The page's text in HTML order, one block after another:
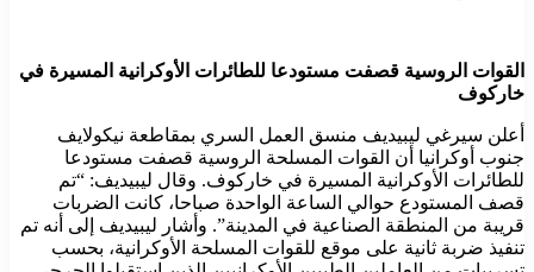
القوات الروسية قصفت مستودعا للطائرات الأوكرانية المسيرة في
خاركوف
أعلن سيرغي ليبيديف منسق العمل السري بمقاطعة نيكولايف
جنوب أوكرانيا أن القوات المسلحة الروسية قصفت مستودعا
للطائرات الأوكرانية المسيرة في خاركوف. وقال ليبيديف: “تم
قصف المستودع حوالي الساعة الواحدة صباحا، كانت الضربات
قريبة من المنطقة الصناعية في المدينة”. وأشار ليبيديف إلى أنه تم
تنفيذ ضربة ثانية على موقع للقوات المسلحة الأوكرانية، بحسب